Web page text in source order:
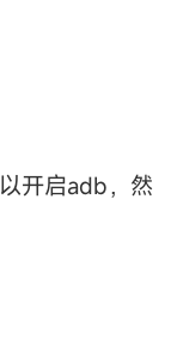
开启adb，然